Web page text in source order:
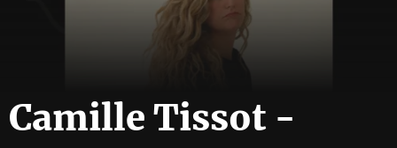
Camille Tissot -